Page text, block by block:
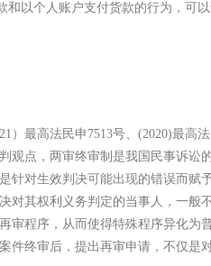
和以个人账户支付货款的行为，可
）最高法民申7513号、(2020)最高
观点，两审终审制是我国民事诉
针对生效判决可能出现的错误而赋
对其权利义务判定的当事人，一般
审程序，从而使得特殊程序异化为
件终审后，提出再审申请，不仅